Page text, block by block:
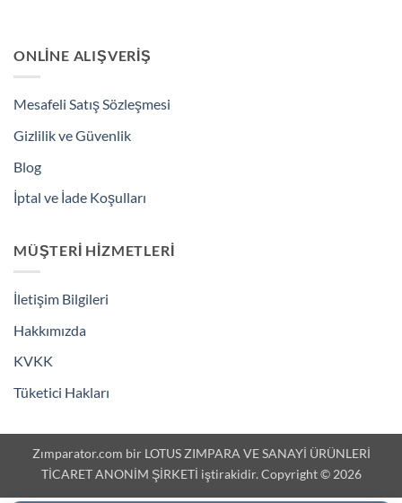
ONLINE ALIŞVERIŞ
Mesafeli Satış Sözleşmesi
Gizlilik ve Güvenlik
Blog
İptal ve İade Koşulları
MÜŞTERI HIZMETLERI
İletişim Bilgileri
Hakkımızda
KVKK
Tüketici Hakları
Zımparator.com bir LOTUS ZIMPARA VE SANAYİ ÜRÜNLERİ
TİCARET ANONİM ŞİRKETİ iştirakidir. Copyright © 2026